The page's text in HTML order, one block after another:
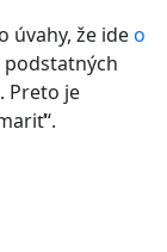
úvahy, že ideo
podstatných
Preto je